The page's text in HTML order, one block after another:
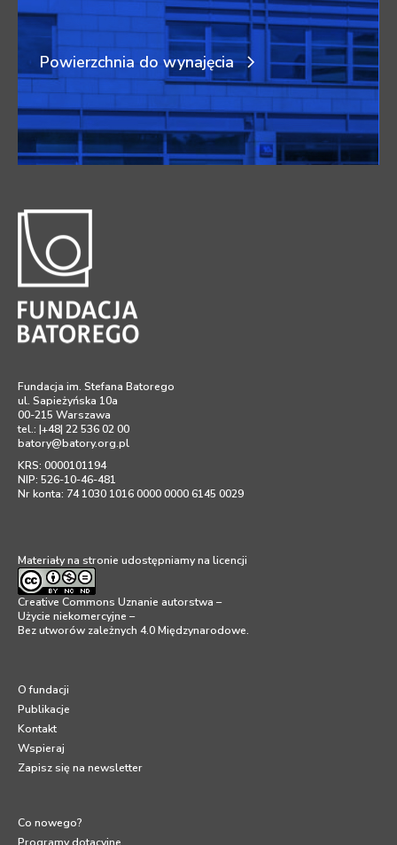
Fundacja im. Stefana Batorego
ul. Sapieżyńska 10a
00-215 Warszawa
tel.: |+48| 22 536 02 00
batory@batory.org.pl
KRS: 0000101194
NIP: 526-10-46-481
Nr konta: 74 1030 1016 0000 0000 6145 0029
Materiały na stronie udostępniamy na licencji
Creative Commons Uznanie autorstwa –
Użycie niekomercyjne –
Bez utworów zależnych 4.0 Międzynarodowe.
O fundacji
Publikacje
Kontakt
Wspieraj
Zapisz się na newsletter
Co nowego?
Powierzchnia do wynajęcia